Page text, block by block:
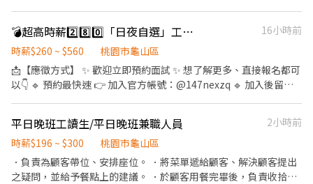
4.共同維護工作區域整潔。 5.外送服務。
尋找首批創始夥伴，這裡沒有複雜的辦公室政治、人與人的勾心鬥
角，只有一起成長的戰友；新的團隊、新的氣象！你的參與將有利
於新制度的建立，放心~~你的建議我們聽得見。 職涯發展： 這是我
們的第一步，日後隨著新據點的擴張，首批創始夥伴或表現優異者
💣超高時薪2️⃣8️⃣0️⃣「日夜自選」工作簡單走動理貨員✨可周領✅可書審✅立即報到
16小時前
時薪$260 ~ $560
桃園市龜山區
📩【應徵方式】 ✨ 歡迎立即預約面試 ✨ 想了解更多、直接報名都可
以👇 🔹 預約最快速 👉 加入官方帳號：@147nexzq 🔹 加入後留
PChome 物流倉儲｜4萬5起 🔥 📦 簡單理貨｜高錄取率｜可朋友一
起上班 ━━━━━━━━━━━━━━━ 📍 工作地點｜龜山區文信
路 ✨ 工作優勢 ✨ ✅ 無經驗可｜工作簡單好上手 ✅ 不用穿無塵衣、
靜電鞋｜舒適工作環境 ✅ 高錄取率｜書審快速、立即安排報到 ✅ 可
平日晚班工讀生/平日晚班兼職人員
2小時前
時薪$196 ~ $300
桃園市龜山區
．負責為顧客帶位、安排座位。 ．將菜單遞給顧客、解決顧客提出
之疑問，並給予餐點上的建議。 ．於顧客用餐完畢後，負責收拾碗